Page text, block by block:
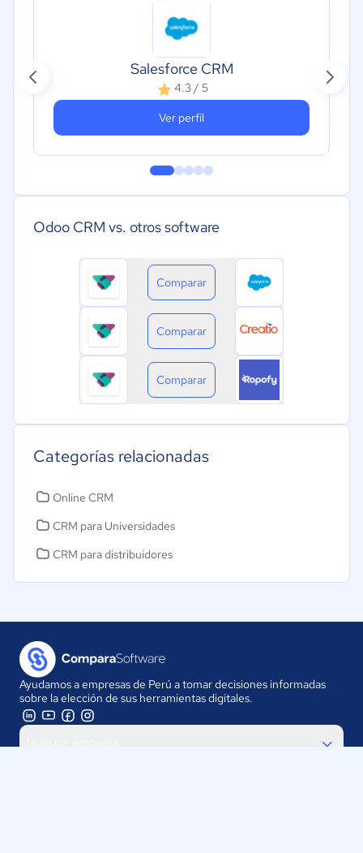
Salesforce CRM
4.3 / 5
Ver perfil
Odoo CRM vs. otros software
Comparar
Comparar
Comparar
Categorías relacionadas
Online CRM
CRM para Universidades
CRM para distribuidores
Ayudamos a empresas de Perú a tomar decisiones informadas
sobre la elección de sus herramientas digitales.